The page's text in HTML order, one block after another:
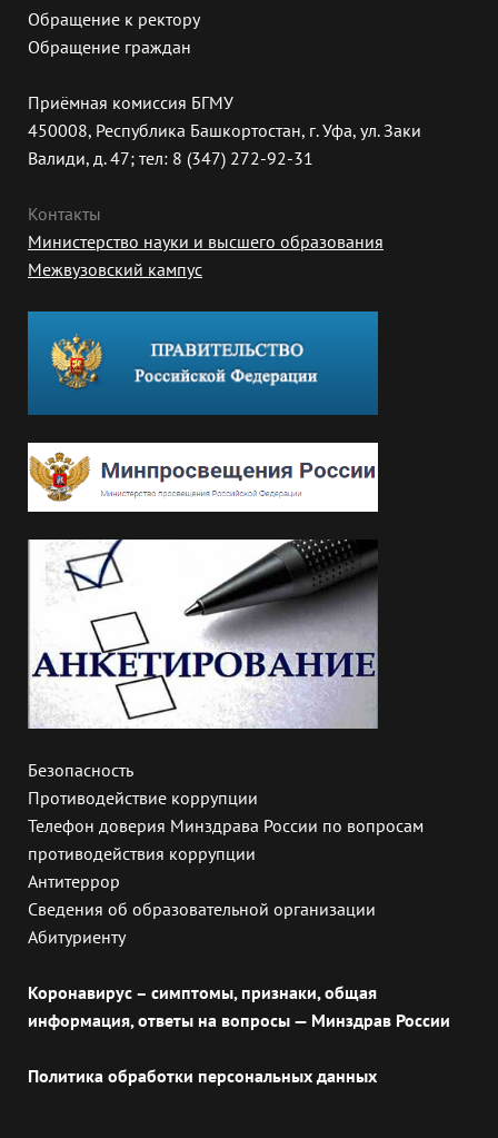
Обращение к ректору
Обращение граждан
Приёмная комиссия БГМУ
450008, Республика Башкортостан, г. Уфа, ул. Заки
Валиди, д. 47; тел: 8 (347) 272-92-31
Контакты
Министерство науки и высшего образования
Межвузовский кампус
Безопасность
Противодействие коррупции
Телефон доверия Минздрава России по вопросам
противодействия коррупции
Антитеррор
Сведения об образовательной организации
Абитуриенту
Коронавирус – симптомы, признаки, общая
информация, ответы на вопросы — Минздрав России
Политика обработки персональных данных